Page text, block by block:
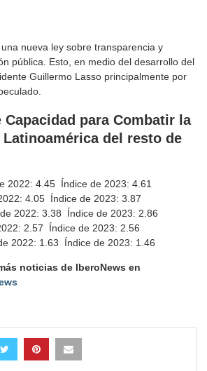
nueva ley sobre transparencia y
pública. Esto, en medio del desarrollo del
Guillermo Lasso principalmente por
para Combatir la
del resto de
2022: 4.45 Índice de 2023: 4.61
4.05 Índice de 2023: 3.87
2022: 3.38 Índice de 2023: 2.86
2.57 Índice de 2023: 2.56
2022: 1.63 Índice de 2023: 1.46
noticias de IberoNews en